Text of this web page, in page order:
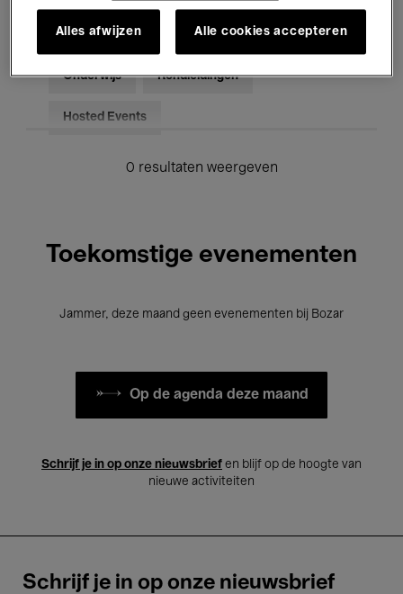
Voor iedereen Kids’ Palace
Onderwijs Rondleidingen
Hosted Events
0 resultaten weergeven
Toekomstige evenementen
Jammer, deze maand geen evenementen bij Bozar
Op de agenda deze maand
Schrijf je in op onze nieuwsbrief en blijf op de hoogte van
nieuwe activiteiten
Schrijf je in op onze nieuwsbrief
Alles afwijzen Alle cookies accepteren